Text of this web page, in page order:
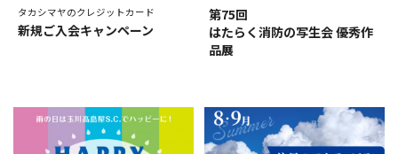
タカシマヤのクレジットカード
新規ご入会キャンペーン
第75回
はたらく消防の写生会 優秀作
品展